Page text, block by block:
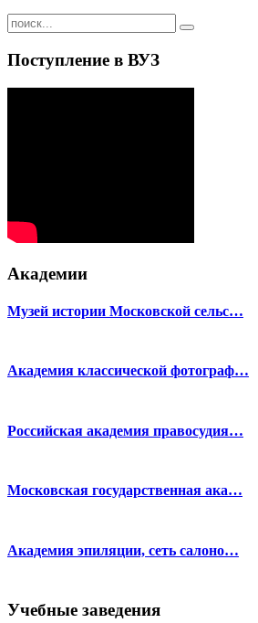
Поступление в ВУЗ
Академии
Музей истории Московской сельс…
Академия классической фотограф…
Российская академия правосудия…
Московская государственная ака…
Академия эпиляции, сеть салоно…
Учебные заведения